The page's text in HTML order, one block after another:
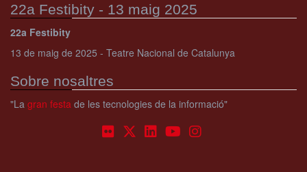
22a Festibity - 13 maig 2025
22a Festibity
13 de maig de 2025 - Teatre Nacional de Catalunya
Sobre nosaltres
"La gran festa de les tecnologies de la informació"